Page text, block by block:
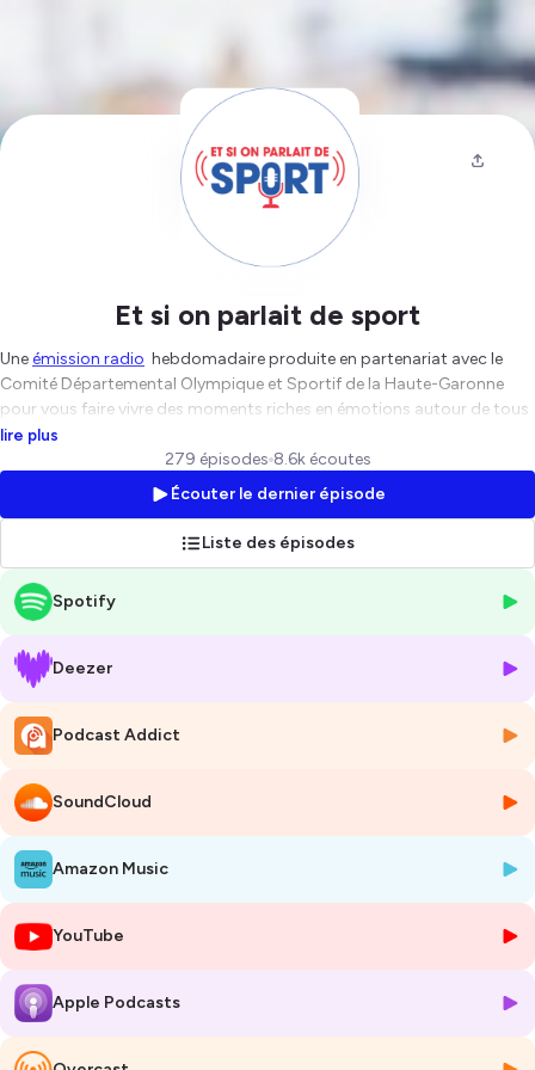
Et si on parlait de sport
Uneémission radio hebdomadaire produite en partenariat avec le
Comité Départemental Olympique et Sportif de la Haute-Garonne
pour vous faire vivre des moments riches en émotions autour de tous
les sports et dans tous les domaines environnants.
Diffusée sur les ondes numériques tous les mercredis, cette émission
vous emmène à la rencontre du vrai sport, celui qui vous fait vibrer,
de sportifs de tous niveaux, d'invités passionnés par l'univers qui les
découvrirez le sport dans toutes ses facettes et dans toutes ses
valeurs profondes !
Hébergé par Ausha. Visitez
pour plus d'informations.
lire plus
279 épisodes 8.6k écoutes
Écouter le dernier épisode
Liste des épisodes
Spotify
Deezer
Podcast Addict
SoundCloud
Amazon Music
YouTube
Apple Podcasts